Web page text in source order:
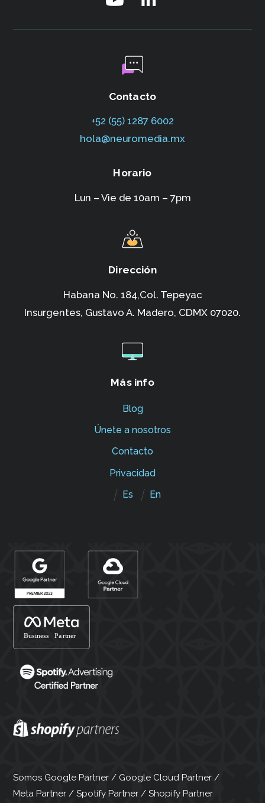
Contacto
+52 (55) 1287 6002‬
hola@neuromedia.mx
Horario
Lun – Vie de 10am – 7pm
Dirección
Habana No. 184,Col. Tepeyac
Insurgentes, Gustavo A. Madero, CDMX 07020.
Más info
Blog
Únete a nosotros
Contacto
Privacidad
Es
En
Somos Google Partner / Google Cloud Partner /
Meta Partner / Spotify Partner / Shopify Partner